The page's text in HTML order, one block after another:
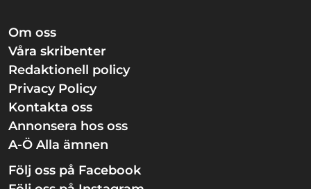
Om oss
Våra skribenter
Redaktionell policy
Privacy Policy
Kontakta oss
Annonsera hos oss
A-Ö Alla ämnen
Följ oss på Facebook